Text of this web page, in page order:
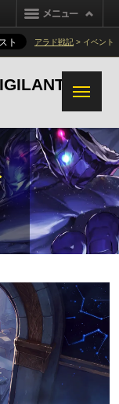
ログイン
アラド戦記 > イベント
狩
の記録室
ューアル